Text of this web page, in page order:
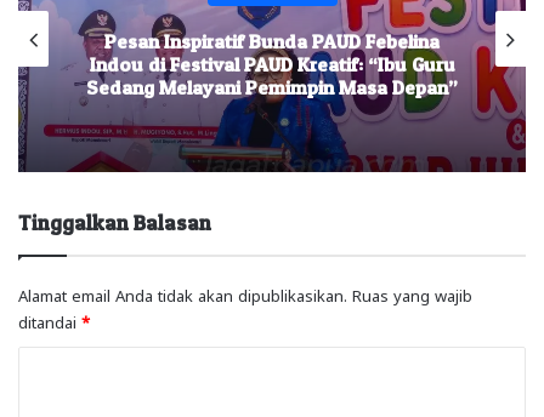
Pesan Inspiratif Bunda PAUD Febelina
Indou di Festival PAUD Kreatif: “Ibu Guru
Sedang Melayani Pemimpin Masa Depan”
Tinggalkan Balasan
Alamat email Anda tidak akan dipublikasikan. Ruas yang wajib
ditandai *